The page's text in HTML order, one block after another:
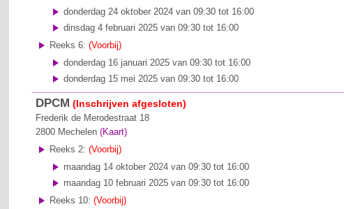
donderdag 24 oktober 2024 van 09:30 tot 16:00
dinsdag 4 februari 2025 van 09:30 tot 16:00
Reeks 6:(Voorbij)
donderdag 16 januari 2025 van 09:30 tot 16:00
donderdag 15 mei 2025 van 09:30 tot 16:00
DPCM (Inschrijven afgesloten)
Frederik de Merodestraat 18
2800 Mechelen (Kaart)
Reeks 2:(Voorbij)
maandag 14 oktober 2024 van 09:30 tot 16:00
maandag 10 februari 2025 van 09:30 tot 16:00
Reeks 10:(Voorbij)